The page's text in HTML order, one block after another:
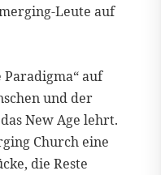
Leute auf
auf
und der
New Age lehrt.
Church eine
die Reste